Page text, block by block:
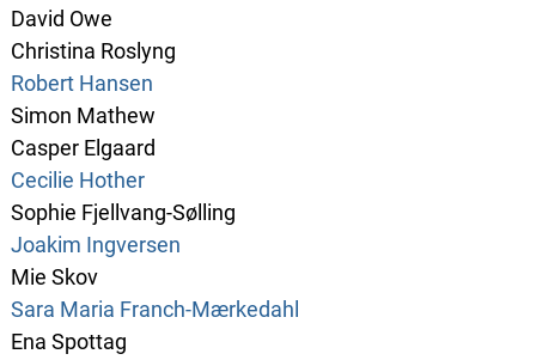
David Owe
Christina Roslyng
Robert Hansen
Simon Mathew
Casper Elgaard
Cecilie Hother
Sophie Fjellvang-Sølling
Joakim Ingversen
Mie Skov
Sara Maria Franch-Mærkedahl
Ena Spottag